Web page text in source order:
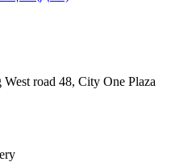
West road 48, City One Plaza